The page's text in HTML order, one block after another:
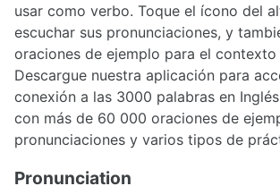
usar como verbo. Toque el ícono del
escuchar sus pronunciaciones, y
oraciones de ejemplo para el
Descargue nuestra aplicación para
conexión a las 3000 palabras en
con más de 60 000 oraciones de
pronunciaciones y varios tipos de
Pronunciation